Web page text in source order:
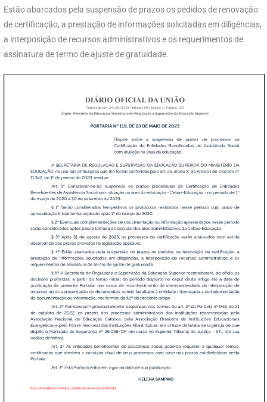
Estão abarcados pela suspensão de prazos os pedidos de renovação
de certificação, a prestação de informações solicitadas em diligências,
a interposição de recursos administrativos e os requerimentos de
assinatura de termo de ajuste de gratuidade.